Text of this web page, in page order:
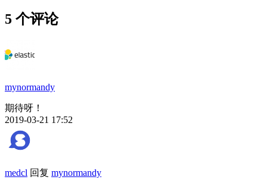
5 个评论
mynormandy
期待呀！
2019-03-21 17:52
medcl 回复 mynormandy